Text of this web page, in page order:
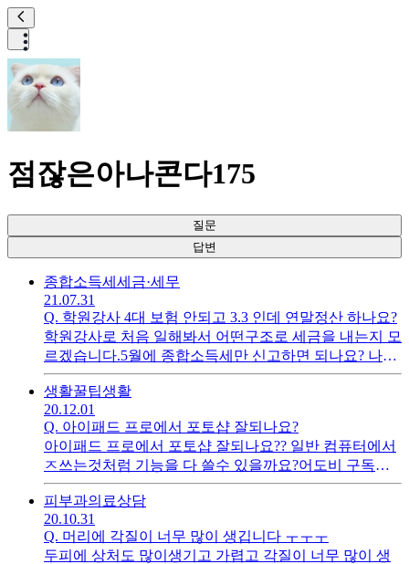
점잖은아나콘다175
질문
답변
종합소득세 세금·세무
21.07.31
Q. 학원강사 4대 보험 안되고 3.3 인데 연말정산 하나요?
학원강사로 처음 일해봐서 어떤구조로 세금을 내는지 모
르겠습니다.5월에 종합소득세만 신고하면 되나요? 나중
에 환급 받는 금액은 있나요?그리고 세금을 줄일 수 있는
방법은 있을까요?그리고 국민연금이나 건보료는 어떻게
해야하나요...아무것도 몰라서 알려주세요..
생활꿀팁생활
20.12.01
Q. 아이패드 프로에서 포토샵 잘되나요?
아이패드 프로에서 포토샵 잘되나요?? 일반 컴퓨터에서
ㅈ쓰는것처럼 기능을 다 쓸수 있을까요?어도비 구독하
려면 포토샵을 아이패드에서 쓰려면 더 비싼걸 사야하더
라구요 그래서 고민되네요 쓸만한지..
피부과의료상담
20.10.31
Q. 머리에 각질이 너무 많이 생깁니다 ㅜㅜㅜ
두피에 상처도 많이생기고 가렵고 각질이 너무 많이 생